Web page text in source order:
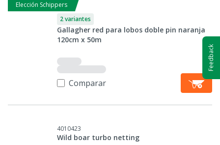
Elección Schippers
2 variantes
Gallagher red para lobos doble pin naranja
120cm x 50m
Comparar
4010423
Wild boar turbo netting
Feedback